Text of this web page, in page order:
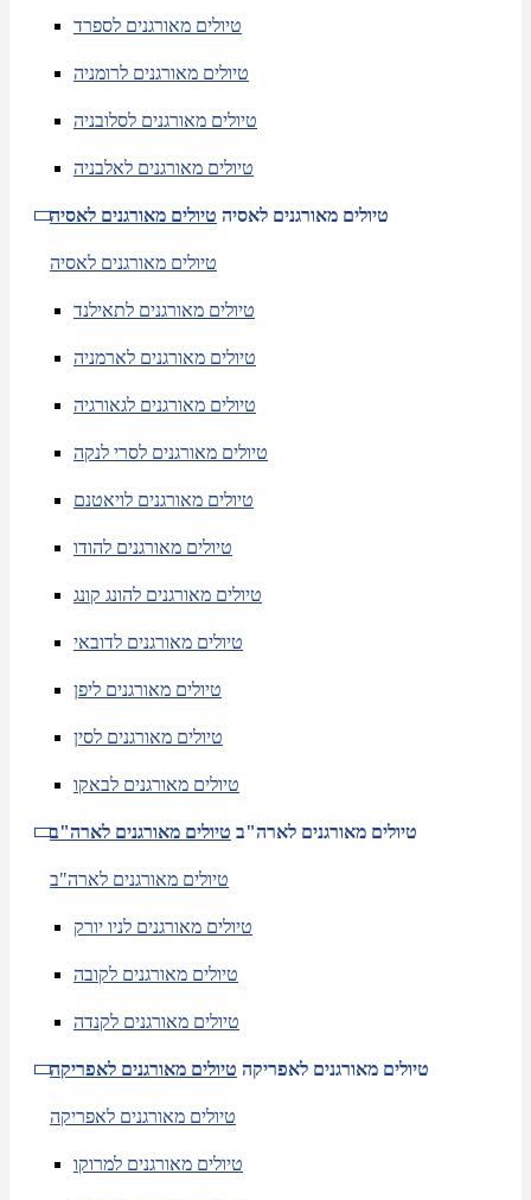
טיולים מאורגנים לספרד
טיולים מאורגנים לרומניה
טיולים מאורגנים לסלובניה
טיולים מאורגנים לאלבניה
טיולים מאורגנים לאסיה טיולים מאורגנים לאסיה
טיולים מאורגנים לאסיה
טיולים מאורגנים לתאילנד
טיולים מאורגנים לארמניה
טיולים מאורגנים לגאורגיה
טיולים מאורגנים לסרי לנקה
טיולים מאורגנים לויאטנם
טיולים מאורגנים להודו
טיולים מאורגנים להונג קונג
טיולים מאורגנים לדובאי
טיולים מאורגנים ליפן
טיולים מאורגנים לסין
טיולים מאורגנים לבאקו
טיולים מאורגנים לארה"ב טיולים מאורגנים לארה"ב
טיולים מאורגנים לארה"ב
טיולים מאורגנים לניו יורק
טיולים מאורגנים לקובה
טיולים מאורגנים לקנדה
טיולים מאורגנים לאפריקה טיולים מאורגנים לאפריקה
טיולים מאורגנים לאפריקה
טיולים מאורגנים למרוקו